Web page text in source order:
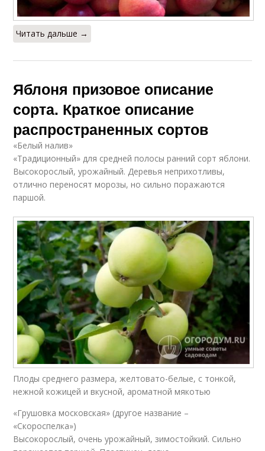
Читать дальше →
Яблоня призовое описание
сорта. Краткое описание
распространенных сортов
«Белый налив»
«Традиционный» для средней полосы ранний сорт яблони.
Высокорослый, урожайный. Деревья неприхотливы,
отлично переносят морозы, но сильно поражаются
паршой.
Плоды среднего размера, желтовато-белые, с тонкой,
нежной кожицей и вкусной, ароматной мякотью
«Грушовка московская» (другое название –
«Скороспелка»)
Высокорослый, очень урожайный, зимостойкий. Сильно